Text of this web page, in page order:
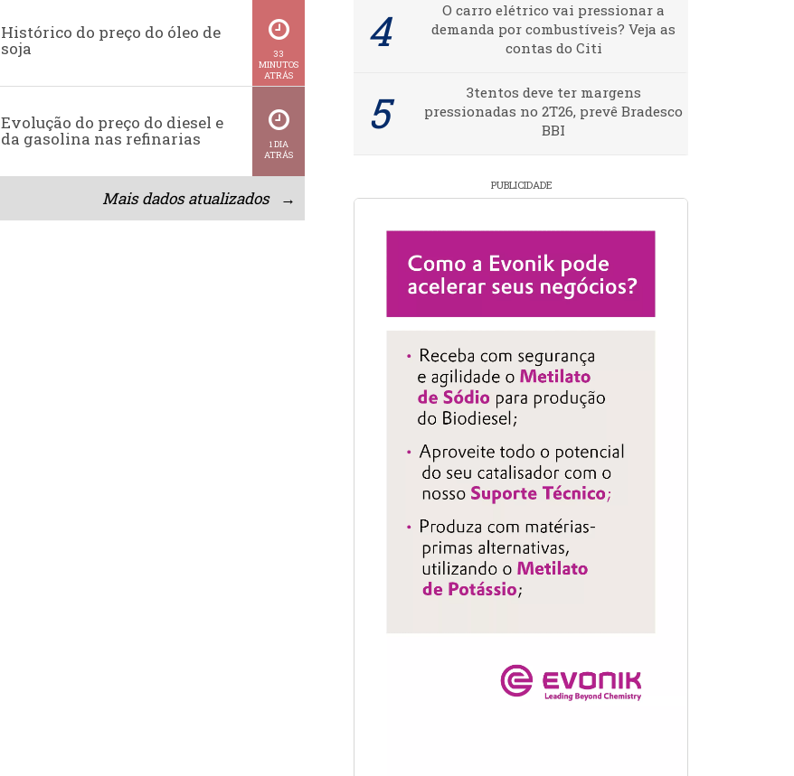
Histórico do preço do óleo de
soja
33
MINUTOS
ATRÁS
Evolução do preço do diesel e
da gasolina nas refinarias
1 DIA
ATRÁS
Mais dados atualizados →
O carro elétrico vai pressionar a
demanda por combustíveis? Veja as
contas do Citi
3tentos deve ter margens
pressionadas no 2T26, prevê Bradesco
BBI
PUBLICIDADE